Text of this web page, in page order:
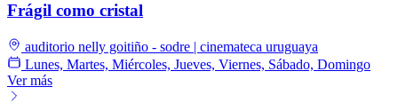
Frágil como cristal
auditorio nelly goitiño - sodre | cinemateca uruguaya
Lunes, Martes, Miércoles, Jueves, Viernes, Sábado, Domingo
Ver más